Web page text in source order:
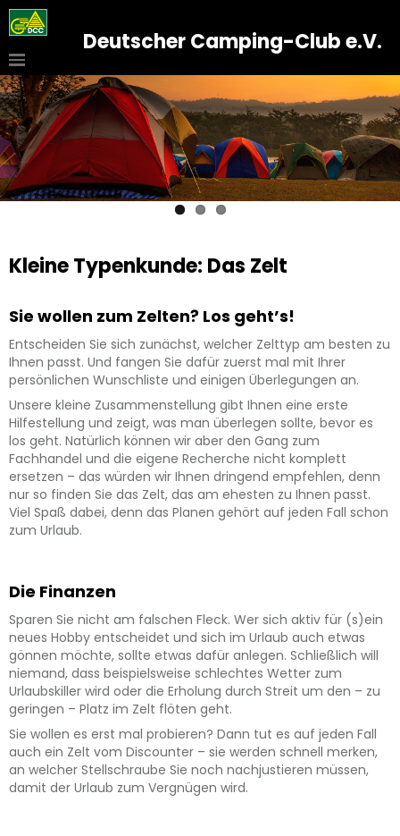
Deutscher Camping-Club e.V.
Kleine Typenkunde: Das Zelt
Sie wollen zum Zelten? Los geht’s!
Entscheiden Sie sich zunächst, welcher Zelttyp am besten zu
Ihnen passt. Und fangen Sie dafür zuerst mal mit Ihrer
persönlichen Wunschliste und einigen Überlegungen an.
Unsere kleine Zusammenstellung gibt Ihnen eine erste
Hilfestellung und zeigt, was man überlegen sollte, bevor es
los geht. Natürlich können wir aber den Gang zum
Fachhandel und die eigene Recherche nicht komplett
ersetzen – das würden wir Ihnen dringend empfehlen, denn
nur so finden Sie das Zelt, das am ehesten zu Ihnen passt.
Viel Spaß dabei, denn das Planen gehört auf jeden Fall schon
zum Urlaub.
Die Finanzen
Sparen Sie nicht am falschen Fleck. Wer sich aktiv für (s)ein
neues Hobby entscheidet und sich im Urlaub auch etwas
gönnen möchte, sollte etwas dafür anlegen. Schließlich will
niemand, dass beispielsweise schlechtes Wetter zum
Urlaubskiller wird oder die Erholung durch Streit um den – zu
geringen – Platz im Zelt flöten geht.
Sie wollen es erst mal probieren? Dann tut es auf jeden Fall
auch ein Zelt vom Discounter – sie werden schnell merken,
an welcher Stellschraube Sie noch nachjustieren müssen,
damit der Urlaub zum Vergnügen wird.